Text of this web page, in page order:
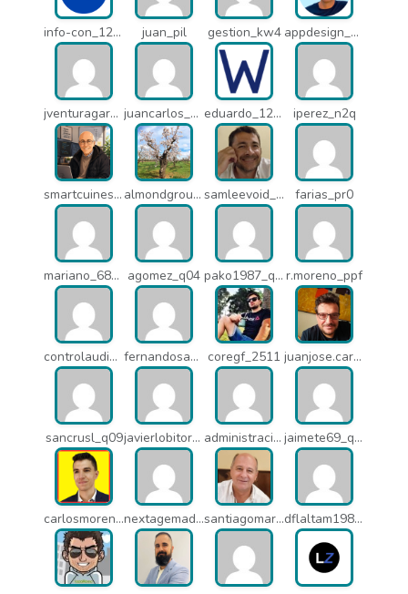
info-con_12812 juan_pil gestion_kw4 appdesign_pbe
jventuragarcia_13040 juancarlos_ptr eduardo_12367 iperez_n2q
smartcuines_1378 almondgroup1984_pjc samleevoid_n58 farias_pr0
mariano_6807 agomez_q04 pako1987_q07 r.moreno_ppf
controlaudiovisual_1875 fernandosanche_q11 coregf_2511 juanjose.carmona_182
sancrusl_q09 javierlobitort_pz2 administracion_q24 jaimete69_q26
carlosmorenogil_16533 nextagemadrid_lpj santiagomartindejesus_ncs dflaltam1980_os1